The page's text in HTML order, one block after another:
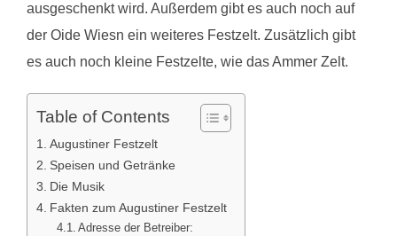
ausgeschenkt wird. Außerdem gibt es auch noch auf
der Oide Wiesn ein weiteres Festzelt. Zusätzlich gibt
es auch noch kleine Festzelte, wie das Ammer Zelt.
Table of Contents
Augustiner Festzelt
Speisen und Getränke
Die Musik
Fakten zum Augustiner Festzelt
Adresse der Betreiber: